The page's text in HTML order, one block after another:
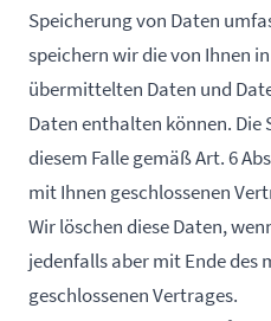
Speicherung von Daten
speichern wir die von Ihnen
übermittelten Daten und
Daten enthalten können. Die
diesem Falle gemäß Art. 6
mit Ihnen geschlossenen
Wir löschen diese Daten,
jedenfalls aber mit Ende des
geschlossenen Vertrages.